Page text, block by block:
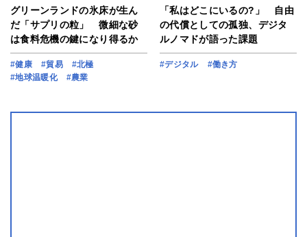
グリーンランドの氷床が生ん
だ「サプリの粒」 微細な砂
は食料危機の鍵になり得るか
#健康 #貿易
#北極
#地球温暖化
#農業
「私はどこにいるの?」 自由
の代償としての孤独、デジタ
ルノマドが語った課題
#デジタル #働き方